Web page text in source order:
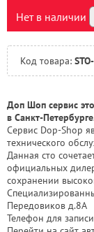
Тюмень:
Нет в наличии
Код товара:
Доп Шоп сервис
в Санкт-
Сервис Dop-Shop
технического
Данная сто
официальных
сохранении
Передовиков д.8А
Телефон для